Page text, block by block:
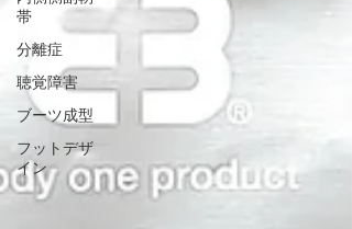
帯
分離症
聴覚障害
ブーツ成型
フットデザ
イン